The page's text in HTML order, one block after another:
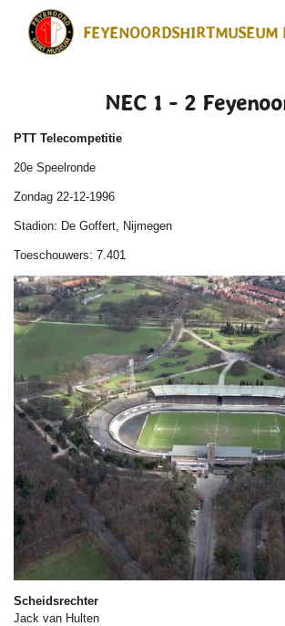
direct
FEYENOORDSHIRTMUSEUM
NEC 1 - 2
PTT Telecompetitie
20e Speelronde
Zondag 22-12-1996
Stadion: De Goffert, Nijmegen
Toeschouwers: 7.401
Scheidsrechter
Jack van Hulten